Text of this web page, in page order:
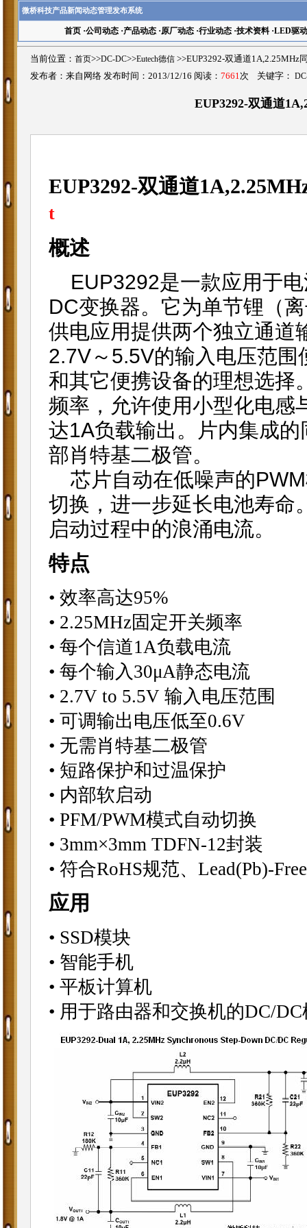
微桥科技产品新闻动态管理发布系统
首页·公司动态·产品动态·原厂动态·行业动态·技术资料·LED驱动
当前位置： 首页>>DC-DC>>Eutech德信 >>EUP3292-双通道
发布者：来自网络 发布时间：2013/12/16 阅读： 7661 次 关键字：
EUP3292-双通道
EUP3292-双通道
t
概述
EUP3292是一款应用于电
DC变换器。它为单节锂（
供电应用提供两个独立通道
2.7V～5.5V的输入电压范
和其它便携设备的理想选择
频率，允许使用小型化电感
达1A负载输出。片内集成
部肖特基二极管。
芯片自动在低噪声的
切换，进一步延长电池寿命
启动过程中的浪涌电流。
特点
• 效率高达95%
• 2.25MHz固定开关频率
• 每个信道1A负载电流
• 每个输入30μA静态电流
• 2.7V to 5.5V 输入电压范围
• 可调输出电压低至0.6V
• 无需肖特基二极管
• 短路保护和过温保护
• 内部软启动
• PFM/PWM模式自动切换
• 3mm×3mm TDFN-12封装
• 符合RoHS规范、Lead(Pb)-
应用
• SSD模块
• 智能手机
• 平板计算机
• 用于路由器和交换机的DC/